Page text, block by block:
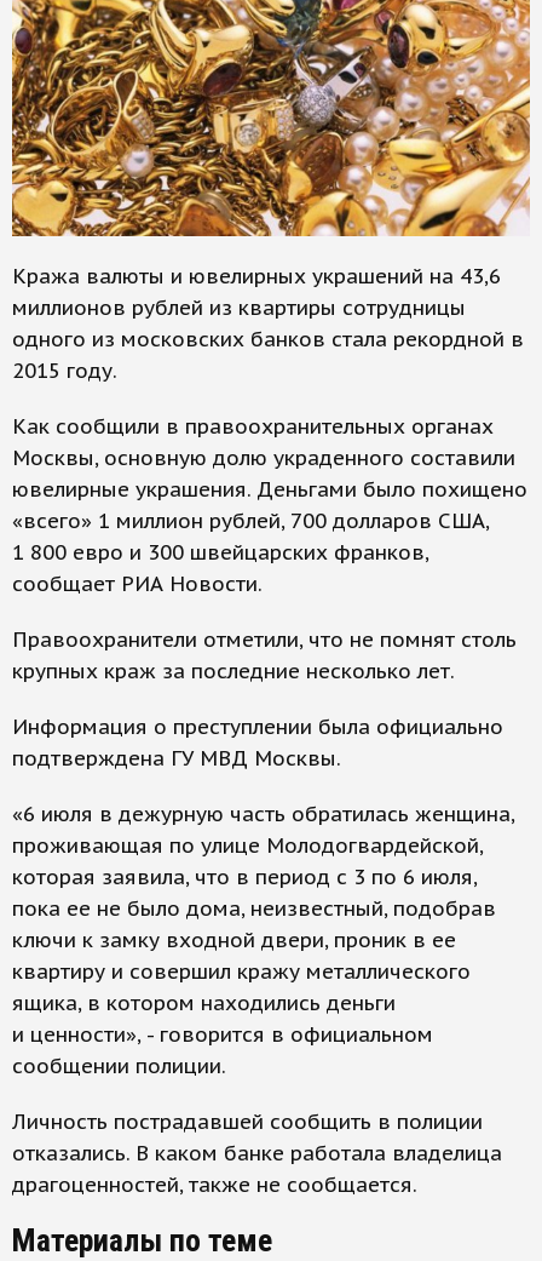
Кража валюты и ювелирных украшений на 43,6
миллионов рублей из квартиры сотрудницы
одного из московских банков стала рекордной в
2015 году.
Как сообщили в правоохранительных органах
Москвы, основную долю украденного составили
ювелирные украшения. Деньгами было похищено
«всего» 1 миллион рублей, 700 долларов США,
1 800 евро и 300 швейцарских франков,
сообщает РИА Новости.
Правоохранители отметили, что не помнят столь
крупных краж за последние несколько лет.
Информация о преступлении была официально
подтверждена ГУ МВД Москвы.
«6 июля в дежурную часть обратилась женщина,
проживающая по улице Молодогвардейской,
которая заявила, что в период с 3 по 6 июля,
пока ее не было дома, неизвестный, подобрав
ключи к замку входной двери, проник в ее
квартиру и совершил кражу металлического
ящика, в котором находились деньги
и ценности», - говорится в официальном
сообщении полиции.
Личность пострадавшей сообщить в полиции
отказались. В каком банке работала владелица
драгоценностей, также не сообщается.
Материалы по теме